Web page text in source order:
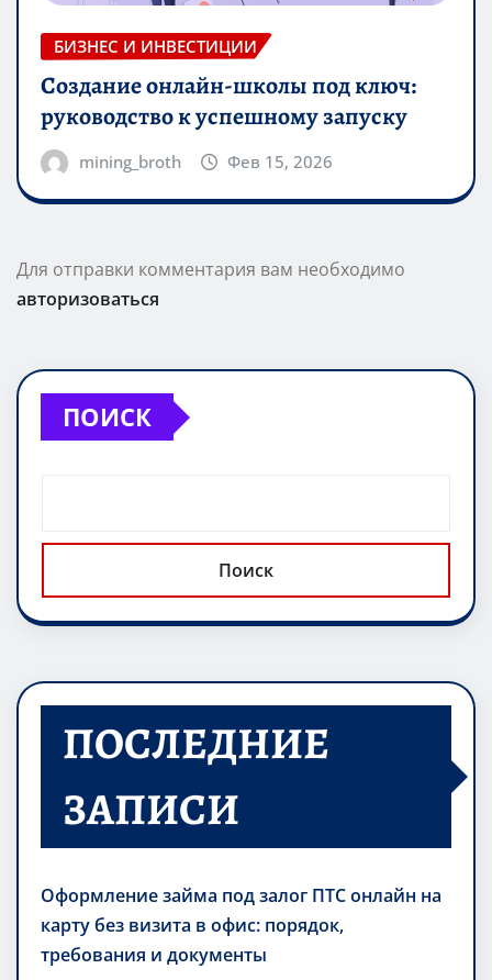
БИЗНЕС И ИНВЕСТИЦИИ
Создание онлайн-школы под ключ:
руководство к успешному запуску
mining_broth Фев 15, 2026
Для отправки комментария вам необходимо
авторизоваться
ПОИСК
Поиск
ПОСЛЕДНИЕ
ЗАПИСИ
Оформление займа под залог ПТС онлайн на
карту без визита в офис: порядок,
требования и документы